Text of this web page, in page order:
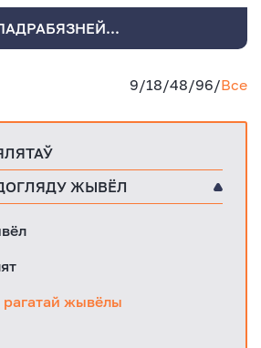
9/18/48/96/Все
ЖЫВЁЛ
жывёлы